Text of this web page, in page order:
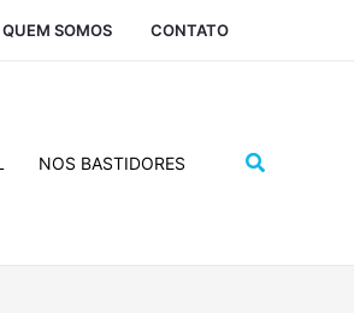
QUEM SOMOS CONTATO
NOS BASTIDORES Pesquisar